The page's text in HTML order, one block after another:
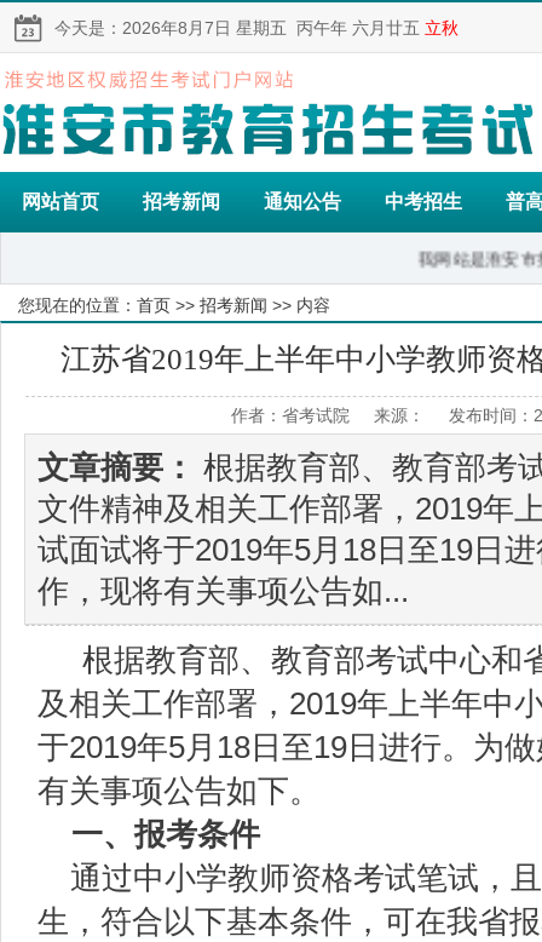
今天是： 2026年8月7日 星期五 丙午年 六月廿五 立秋
网站首页 招考新闻 通知公告 中考招生 普
我网站是淮安市招生考试
您现在的位置： 首页 >> 招考新闻 >> 内容
江苏省2019年上半年中小学教师资
作者：省考试院 来源： 发布时间
文章摘要：
根据教育部、教育部考
文件精神及相关工作部署，2019年
试面试将于2019年5月18日至19日
作，现将有关事项公告如...
根据教育部、教育部考试中心和
及相关工作部署，2019年上半年中
于2019年5月18日至19日进行。为
有关事项公告如下。
一、报考条件
通过中小学教师资格考试笔试，
生，符合以下基本条件，可在我省